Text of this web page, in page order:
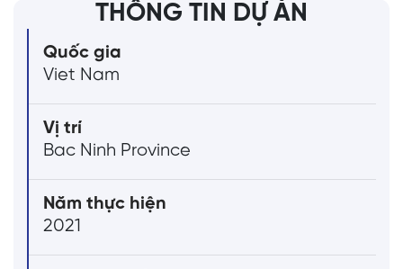
THÔNG TIN DỰ ÁN
Quốc gia
Viet Nam
Vị trí
Bac Ninh Province
Năm thực hiện
2021